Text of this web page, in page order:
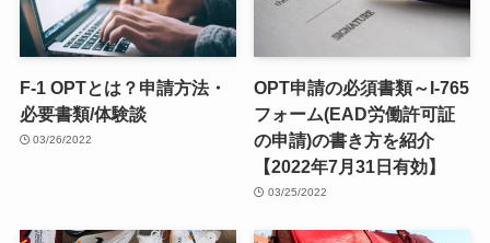
F-1 OPTとは？申請方法・
必要書類/体験談
03/26/2022
OPT申請の必須書類～I-765
フォーム(EAD労働許可証
の申請)の書き方を紹介
【2022年7月31日有効】
03/25/2022